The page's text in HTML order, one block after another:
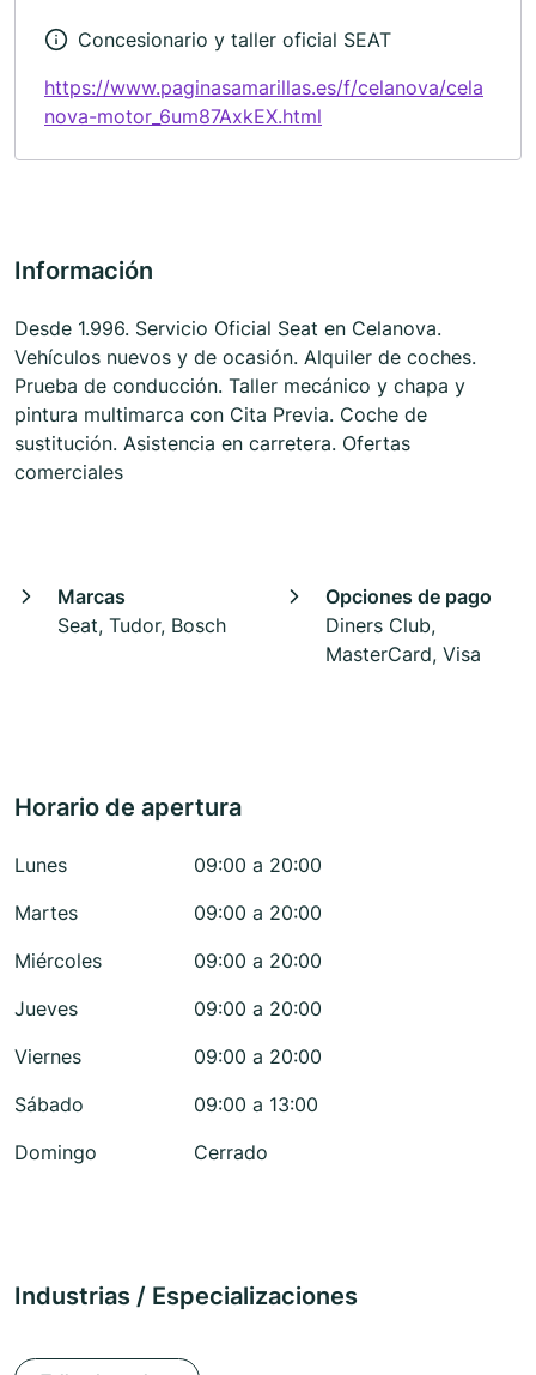
Concesionario y taller oficial SEAT
https://www.paginasamarillas.es/f/celanova/cela
nova-motor_6um87AxkEX.html
Información
Desde 1.996. Servicio Oficial Seat en Celanova.
Vehículos nuevos y de ocasión. Alquiler de coches.
Prueba de conducción. Taller mecánico y chapa y
pintura multimarca con Cita Previa. Coche de
sustitución. Asistencia en carretera. Ofertas
comerciales
Marcas
Seat, Tudor, Bosch
Opciones de pago
Diners Club,
MasterCard, Visa
Horario de apertura
Lunes
09:00 a 20:00
Martes
09:00 a 20:00
Miércoles
09:00 a 20:00
Jueves
09:00 a 20:00
Viernes
09:00 a 20:00
Sábado
09:00 a 13:00
Domingo
Cerrado
Industrias / Especializaciones